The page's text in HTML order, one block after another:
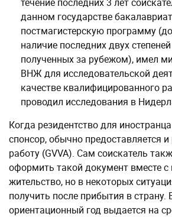
данном государстве
постмагистерскую программу
наличие последних двух
полученных за рубежом), имел
ВНЖ для исследовательской
качестве квалифицированного
проводил исследования в
Когда резидентство для
спонсор, обычно предоставляется
работу (GVVA). Сам соискатель
оформить такой документ вместе
жительство, но в некоторых
получить после прибытия в
ориентационный год выдается на